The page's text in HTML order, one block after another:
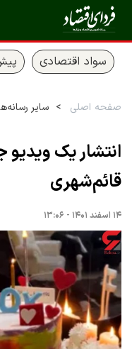
سواد اقتصادی
صفحه اصلی سایر
انتشار یک ویدیو
قائم‌شهری
۱۴ اسفند ۱۴۰۱ - ۱۳:۰۶